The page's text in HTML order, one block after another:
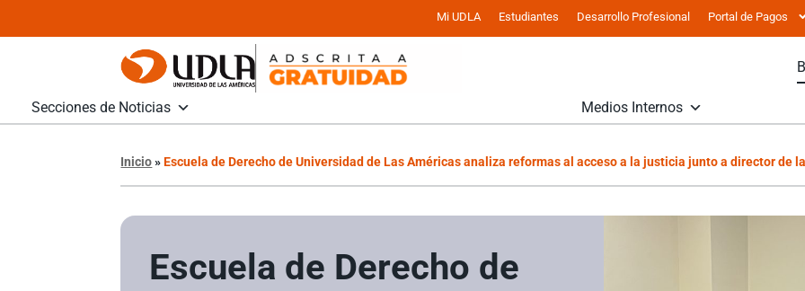
Mi UDLA Estudiantes Desarrollo Profesional Portal de Pagos
Secciones de Noticias Medios Internos
Inicio»Escuela de Derecho de Universidad de Las Américas analiza reformas al acceso a la justicia junto a director de
Escuela de Derecho de